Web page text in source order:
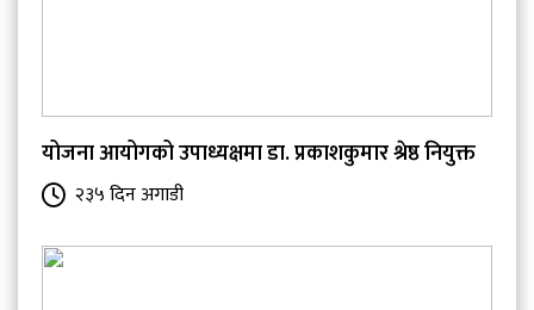
योजना आयोगको उपाध्यक्षमा डा. प्रकाशकुमार श्रेष्ठ नियुक्त
२३५ दिन अगाडी